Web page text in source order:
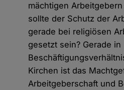
mächtigen
sollte der Schutz der
gerade bei religiösen
gesetzt sein? Gerade in
Kirchen ist das
Arbeitgeberschaft und